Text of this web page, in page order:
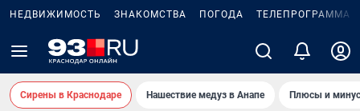
НЕДВИЖИМОСТЬ ЗНАКОМСТВА ПОГОДА ТЕЛЕПРОГРАММА
Сирены в Краснодаре Нашествие медуз в Анапе Плюсы и